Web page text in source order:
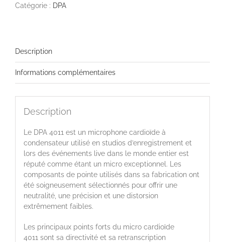
Catégorie : DPA
Description
Informations complémentaires
Description
Le DPA 4011 est un microphone cardioïde à
condensateur utilisé en studios d’enregistrement et
lors des événements live dans le monde entier est
réputé comme étant un micro exceptionnel. Les
composants de pointe utilisés dans sa fabrication ont
été soigneusement sélectionnés pour offrir une
neutralité, une précision et une distorsion
extrêmement faibles.
Les principaux points forts du micro cardioïde
4011 sont sa directivité et sa retranscription